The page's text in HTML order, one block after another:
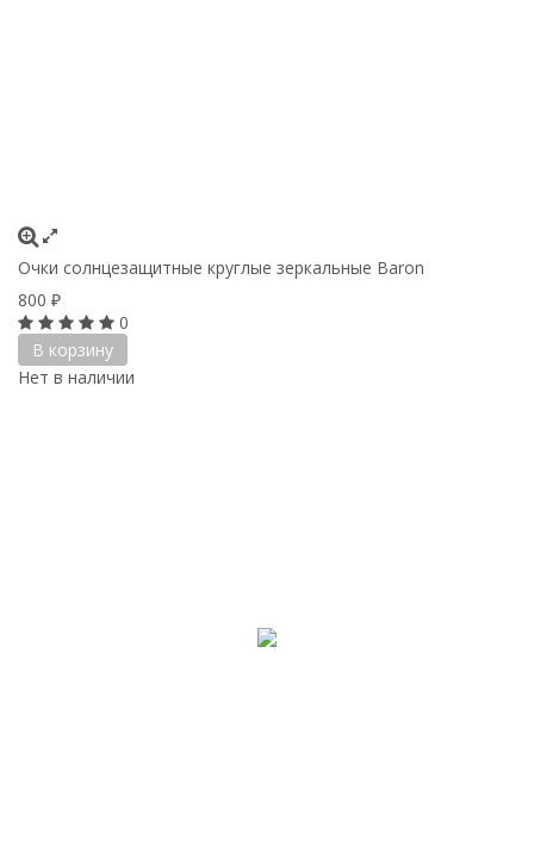
Очки солнцезащитные круглые зеркальные Baron
800 ₽
0
В корзину
Нет в наличии